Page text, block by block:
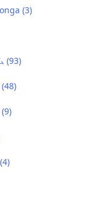
(3)
(93)
(48)
(9)
(4)